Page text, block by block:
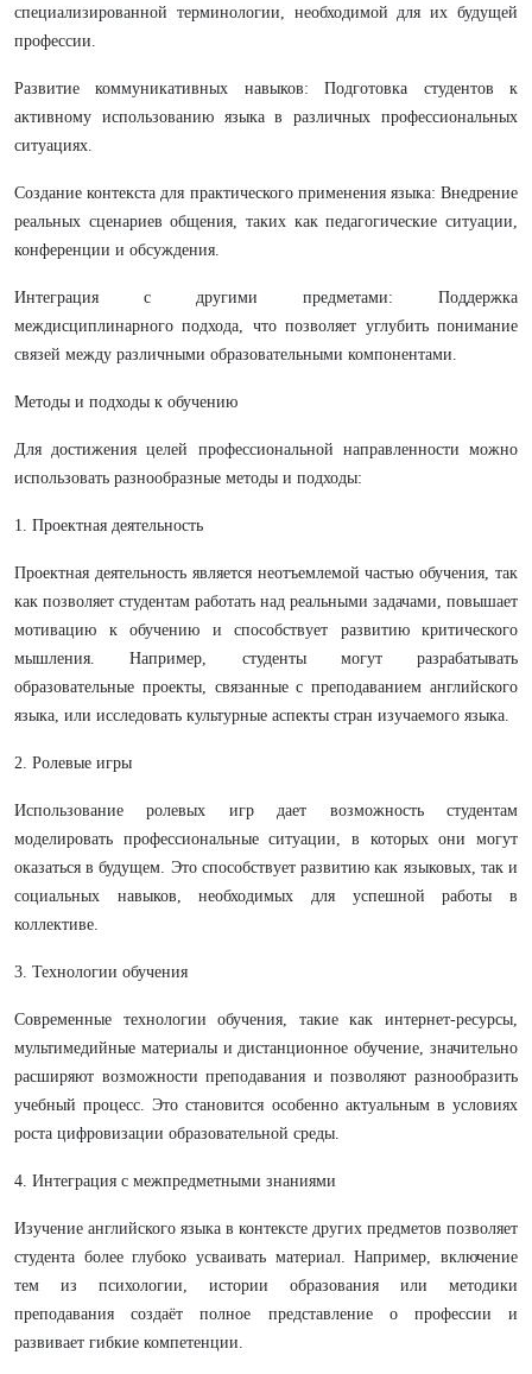
специализированной терминологии, необходимой для их будущей
профессии.
Развитие коммуникативных навыков: Подготовка студентов к
активному использованию языка в различных профессиональных
ситуациях.
Создание контекста для практического применения языка: Внедрение
реальных сценариев общения, таких как педагогические ситуации,
конференции и обсуждения.
Интеграция с другими предметами: Поддержка
междисциплинарного подхода, что позволяет углубить понимание
связей между различными образовательными компонентами.
Методы и подходы к обучению
Для достижения целей профессиональной направленности можно
использовать разнообразные методы и подходы:
1. Проектная деятельность
Проектная деятельность является неотъемлемой частью обучения, так
как позволяет студентам работать над реальными задачами, повышает
мотивацию к обучению и способствует развитию критического
мышления. Например, студенты могут разрабатывать
образовательные проекты, связанные с преподаванием английского
языка, или исследовать культурные аспекты стран изучаемого языка.
2. Ролевые игры
Использование ролевых игр дает возможность студентам
моделировать профессиональные ситуации, в которых они могут
оказаться в будущем. Это способствует развитию как языковых, так и
социальных навыков, необходимых для успешной работы в
коллективе.
3. Технологии обучения
Современные технологии обучения, такие как интернет-ресурсы,
мультимедийные материалы и дистанционное обучение, значительно
расширяют возможности преподавания и позволяют разнообразить
учебный процесс. Это становится особенно актуальным в условиях
роста цифровизации образовательной среды.
4. Интеграция с межпредметными знаниями
Изучение английского языка в контексте других предметов позволяет
студента более глубоко усваивать материал. Например, включение
тем из психологии, истории образования или методики
преподавания создаёт полное представление о профессии и
развивает гибкие компетенции.